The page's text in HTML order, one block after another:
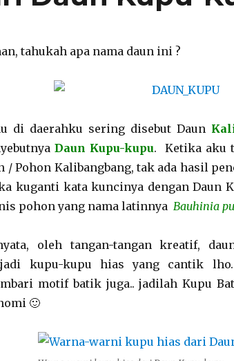
tahukah apa nama daun ini ?
di daerahku sering disebut Daun
Daun Kupu-kupu. Ketika aku
/ Pohon Kalibangbang, tak ada hasil
kuganti kata kuncinya dengan Daun
pohon yang nama latinnyaBauhinia
oleh tangan-tangan kreatif,
kupu-kupu hias yang cantik
motif batik juga.. jadilah Kupu
🙂